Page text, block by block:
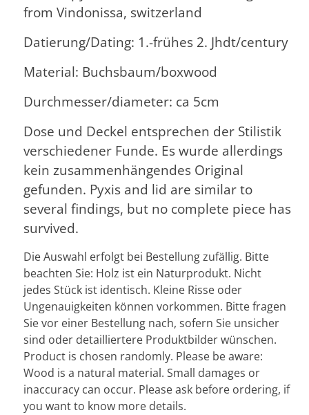
from Vindonissa, switzerland
Datierung/Dating: 1.-frühes 2. Jhdt/century
Material: Buchsbaum/boxwood
Durchmesser/diameter: ca 5cm
Dose und Deckel entsprechen der Stilistik
verschiedener Funde. Es wurde allerdings
kein zusammenhängendes Original
gefunden. Pyxis and lid are similar to
several findings, but no complete piece has
survived.
Die Auswahl erfolgt bei Bestellung zufällig. Bitte
beachten Sie: Holz ist ein Naturprodukt. Nicht
jedes Stück ist identisch. Kleine Risse oder
Ungenauigkeiten können vorkommen. Bitte fragen
Sie vor einer Bestellung nach, sofern Sie unsicher
sind oder detailliertere Produktbilder wünschen.
Product is chosen randomly. Please be aware:
Wood is a natural material. Small damages or
inaccuracy can occur. Please ask before ordering, if
you want to know more details.